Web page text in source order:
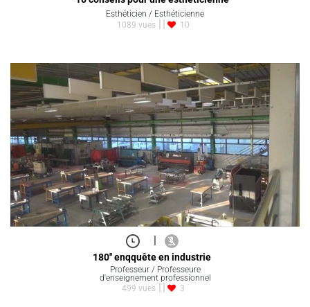
Esthéticien / Esthéticienne
1089 vues
10
|
180'' enqquête en industrie
Professeur / Professeure
d'enseignement professionnel
499 vues
3